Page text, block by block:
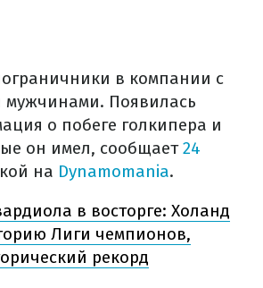
в компании с
мужчинами. Появилась
о побеге голкипера и
он имел, сообщает24
на Dynamomania.
в восторге: Холанд
Лиги чемпионов,
рекорд